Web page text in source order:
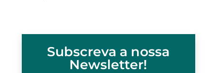
Subscreva a nossa
Newsletter!